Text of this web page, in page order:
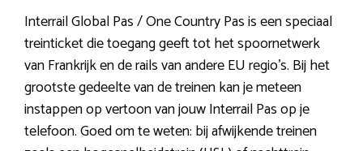
Interrail Global Pas / One Country Pas is een speciaal
treinticket die toegang geeft tot het spoornetwerk
van Frankrijk en de rails van andere EU regio’s. Bij het
grootste gedeelte van de treinen kan je meteen
instappen op vertoon van jouw Interrail Pas op je
telefoon. Goed om te weten: bij afwijkende treinen